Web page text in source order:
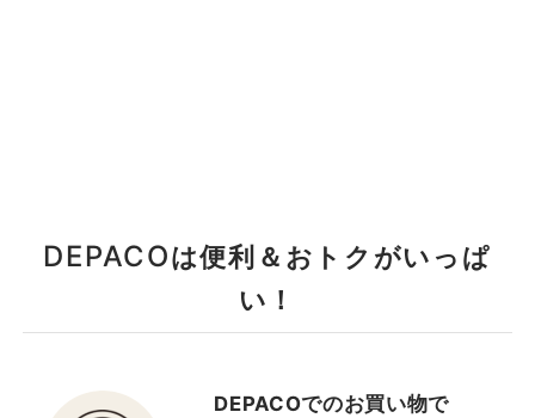
DEPACOは便利＆おトクがいっぱ
い！
DEPACOでのお買い物で